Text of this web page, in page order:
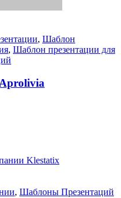
, Шаблон
, Шаблон презентации для
, Шаблоны Презентаций